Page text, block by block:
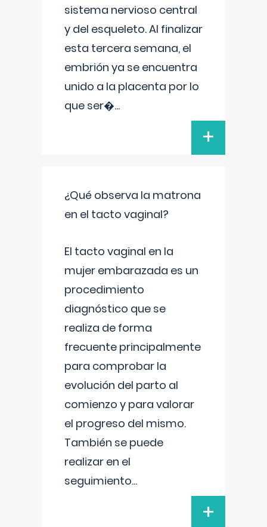
sistema nervioso central
y del esqueleto. Al finalizar
esta tercera semana, el
embrión ya se encuentra
unido a la placenta por lo
que ser�...
+
¿Qué observa la matrona
en el tacto vaginal?
El tacto vaginal en la
mujer embarazada es un
procedimiento
diagnóstico que se
realiza de forma
frecuente principalmente
para comprobar la
evolución del parto al
comienzo y para valorar
el progreso del mismo.
También se puede
realizar en el
seguimiento...
+